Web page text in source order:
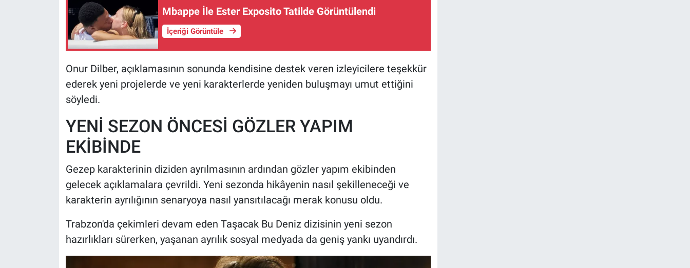
Mbappe İle Ester Exposito Tatilde Görüntülendi
İçeriği Görüntüle
Onur Dilber, açıklamasının sonunda kendisine destek veren izleyicilere teşekkür
ederek yeni projelerde ve yeni karakterlerde yeniden buluşmayı umut ettiğini
söyledi.
YENİ SEZON ÖNCESİ GÖZLER YAPIM
EKİBİNDE
Gezep karakterinin diziden ayrılmasının ardından gözler yapım ekibinden
gelecek açıklamalara çevrildi. Yeni sezonda hikâyenin nasıl şekilleneceği ve
karakterin ayrılığının senaryoya nasıl yansıtılacağı merak konusu oldu.
Trabzon'da çekimleri devam eden Taşacak Bu Deniz dizisinin yeni sezon
hazırlıkları sürerken, yaşanan ayrılık sosyal medyada da geniş yankı uyandırdı.